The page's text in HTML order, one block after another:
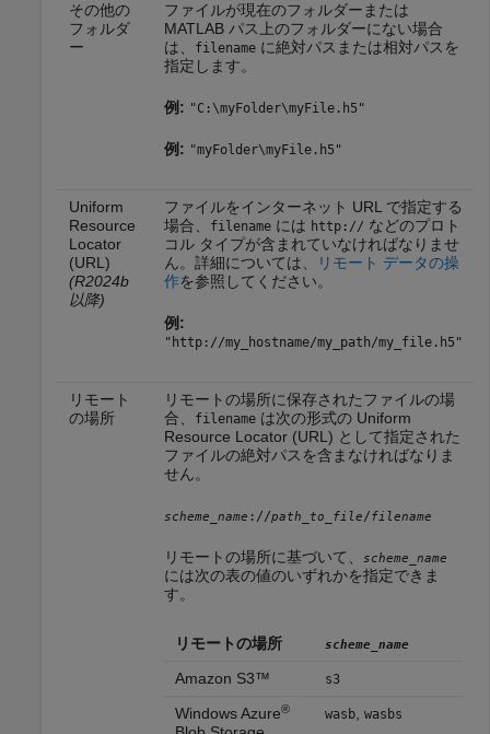
その他の
フォルダ
ー
ファイルが現在のフォルダーまたは
MATLAB パス上のフォルダーにない場合
は、
filenameに絶対パスまたは相対パスを
指定します。
例: "C:\myFolder\myFile.h5"
例: "myFolder\myFile.h5"
Uniform
Resource
Locator
(URL)
(R2024b
以降)
ファイルをインターネット URL で指定する
場合、
filenameには http:// などのプロト
コル タイプが含まれていなければなりませ
ん。詳細については、
リモート データの操
作を参照してください。
例:
"http://my_hostname/my_path/my_file.h5"
リモート
の場所
リモートの場所に保存されたファイルの場
合、
filenameは次の形式の Uniform
Resource Locator (URL) として指定された
ファイルの絶対パスを含まなければなりま
せん。
scheme_name ://path_to_file/filename
リモートの場所に基づいて、 scheme_name
には次の表の値のいずれかを指定できま
す。
リモートの場所 scheme_name
Amazon S3™ s3
Windows Azure® wasb wasbs